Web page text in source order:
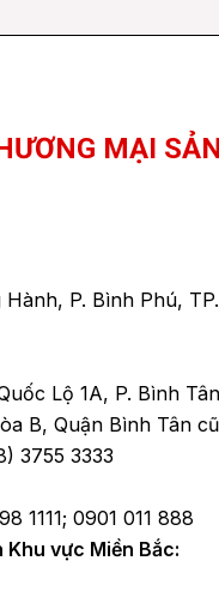
MẠI SẢN
Hành, P. Bình Phú, TP.
Lộ 1A, P. Bình
B, Quận Bình Tân
3755 3333
1111; 0901 011 888
Khu vực Miền Bắc:
TikTok